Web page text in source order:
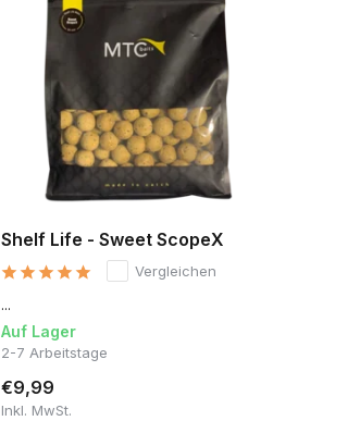
Shelf Life - Sweet ScopeX
Vergleichen
...
Auf Lager
2-7 Arbeitstage
€9,99
Inkl. MwSt.